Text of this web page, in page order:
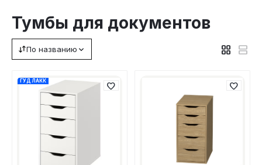
НОВИНКИ
Тумбы для документов
По названию
ГУД ЛАКК